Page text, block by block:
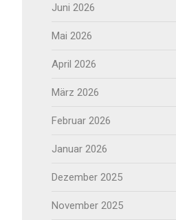
Juni 2026
Mai 2026
April 2026
März 2026
Februar 2026
Januar 2026
Dezember 2025
November 2025